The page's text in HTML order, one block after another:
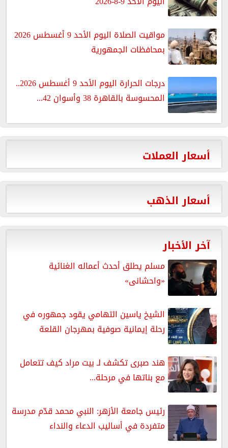
مواقيت الصلاة اليوم الأحد 9 أغسطس 2026
بمحافظات الجمهورية
درجات الحرارة اليوم الأحد 9 أغسطس 2026..
المحسوسة بالقاهرة 38 وأسوان 42...
أسعار العملات
أسعار الذهب
آخر الأخبار
مسلم يطلق أحدث أعماله الغنائية
«واحشانى»
الشيخ ياسين التهامي يقود جمهوره في
رحلة إيمانية صوفية بمهرجان القلعة
هند صبرى تكشف لـ بيت مراد كيف تتعامل
مع بناتها في مرحلة...
رئيس جامعة الأزهر: النبي محمد قدّم مدرسة
متفردة في أساليب الدعاء والنداء